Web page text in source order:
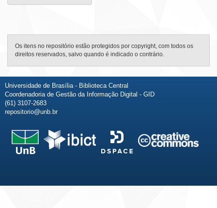
Os itens no repositório estão protegidos por copyright, com todos os
direitos reservados, salvo quando é indicado o contrário.
Universidade de Brasília - Biblioteca Central
Coordenadoria de Gestão da Informação Digital - GID
(61) 3107-2683
repositorio@unb.br